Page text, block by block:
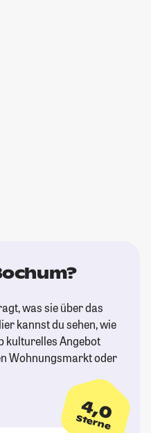
was sie über das
kannst du sehen, wie
kulturelles Angebot
Wohnungsmarkt oder
4,0
Sterne